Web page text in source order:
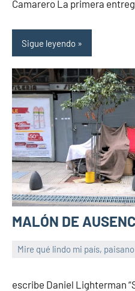
Camarero La primera
Sigue leyendo
MALÓN DE
Mire qué lindo mi país, paisano
PuroChamuyo
escribe Daniel Lighterman